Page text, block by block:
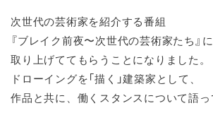
次世代の芸術家を紹介する番組
『ブレイク前夜〜次世代の芸術家たち』
取り上げててもらうことになりました。
ドローイングを「描く」建築家として、
作品と共に、働くスタンスについて語っ